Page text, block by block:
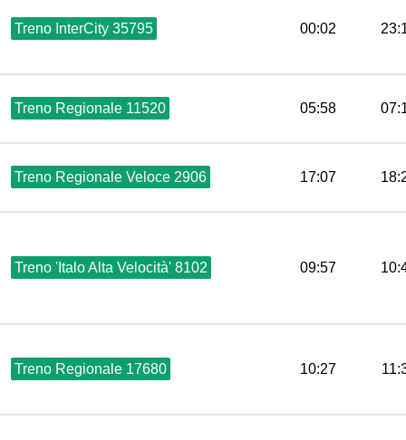
Treno InterCity 35795 00:02
Treno Regionale 11520 05:58
Treno Regionale Veloce 2906 17:07
Treno 'Italo Alta Velocità' 8102 09:57
Treno Regionale 17680 10:27